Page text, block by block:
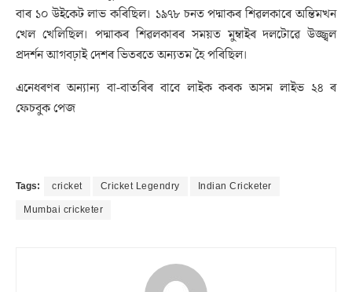
বাৰ ১০ উইকেট লাভ কৰিছিল। ১৯৭৮ চনত পদ্মাকৰ শিৱলকাৰে অন্তিমখন
খেল খেলিছিল। পদ্মাকৰ শিৱলকাৰৰ সময়ত মুম্বাইৰ দলটোৱে উজ্জ্বল
প্ৰদৰ্শন আগবঢ়াই দেশৰ ভিতৰতে অন্যতম হৈ পৰিছিল।
এনেধৰণৰ অন্যান্য বা-বাতৰিৰ বাবে লাইক কৰক অসম লাইভ ২৪ ৰ
ফেচবুক পেজ
Tags: cricket Cricket Legendry
Indian Cricketer
Mumbai cricketer